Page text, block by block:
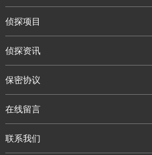
侦探项目
侦探资讯
保密协议
在线留言
联系我们